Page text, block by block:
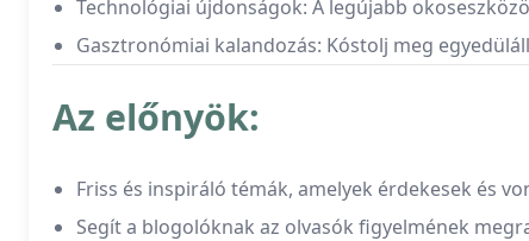
Technológiai újdonságok: A legújabb
Gasztronómiai kalandozás: Kóstolj meg
Az előnyök:
Friss és inspiráló témák, amelyek érdekesek és
Segít a blogolóknak az olvasók figyelmének